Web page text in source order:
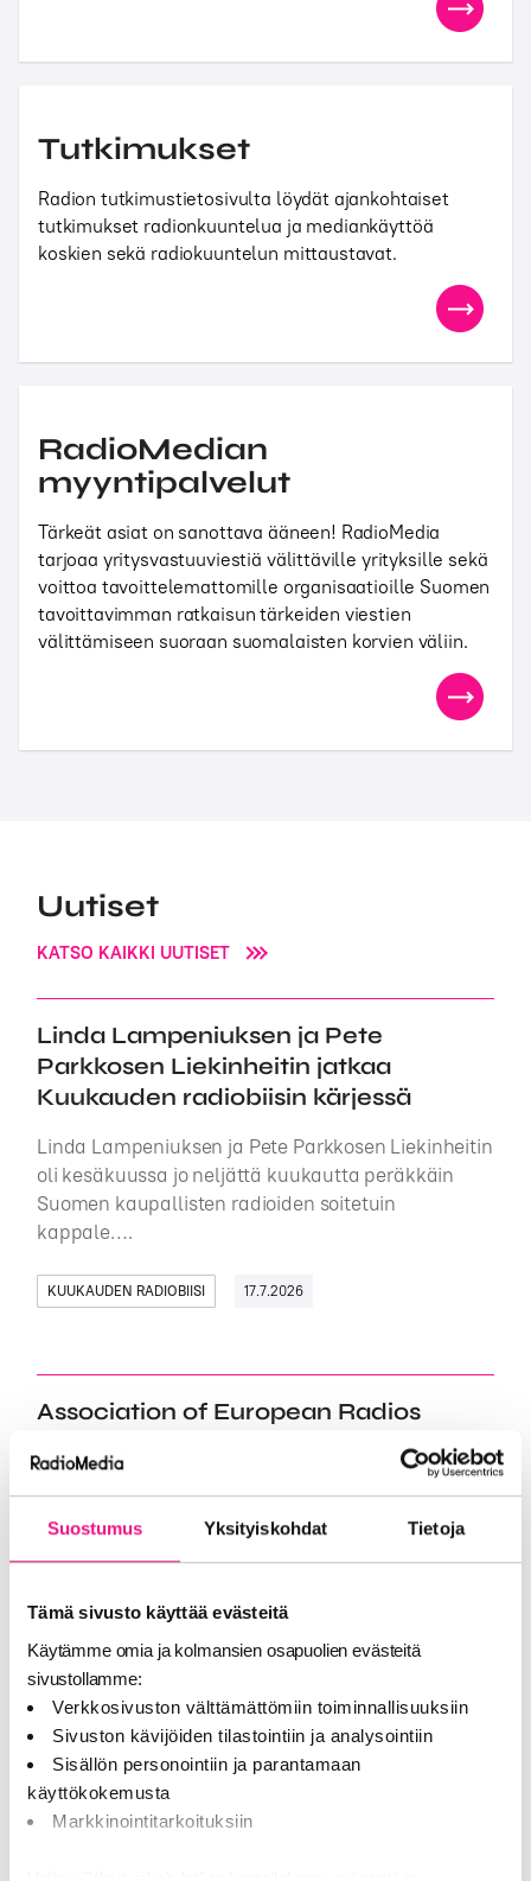
Suostumus Yksityiskohdat Tietoja
Tämä sivusto käyttää evästeitä
Käytämme omia ja kolmansien osapuolien evästeitä
sivustollamme:
Verkkosivuston välttämättömiin toiminnallisuuksiin
Sivuston kävijöiden tilastointiin ja analysointiin
Sisällön personointiin ja parantamaan
käyttökokemusta
Markkinointitarkoituksiin
Tutkimukset
Radion tutkimustietosivulta löydät ajankohtaiset
tutkimukset radionkuuntelua ja mediankäyttöä
koskien sekä radiokuuntelun mittaustavat.
RadioMedian
myyntipalvelut
Tärkeät asiat on sanottava ääneen! RadioMedia
tarjoaa yritysvastuuviestiä välittäville yrityksille sekä
voittoa tavoittelemattomille organisaatioille Suomen
tavoittavimman ratkaisun tärkeiden viestien
välittämiseen suoraan suomalaisten korvien väliin.
Uutiset
KATSO KAIKKI UUTISET
Linda Lampeniuksen ja Pete
Parkkosen Liekinheitin jatkaa
Kuukauden radiobiisin kärjessä
Linda Lampeniuksen ja Pete Parkkosen Liekinheitin
oli kesäkuussa jo neljättä kuukautta peräkkäin
Suomen kaupallisten radioiden soitetuin
kappale….
KUUKAUDEN RADIOBIISI 17.7.2026
Association of European Radios
valitsi puheenjohtajistonsa uudelleen
ja linjasi entistä tiiviimmästä
eurooppalaisesta yhteistyöstä
tänään Brysselissä ja valitsi yksimielisesti nyky…
UUTISET JA TIEDOTTEET
KV-tutkimus: Audiomainonta
kasvattaa kampanjoiden